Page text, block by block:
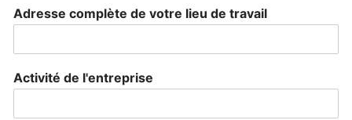
Adresse complète de votre lieu de travail
Activité de l'entreprise